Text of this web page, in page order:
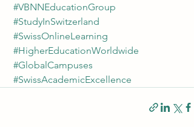
#VBNNEducationGroup
#StudyInSwitzerland
#SwissOnlineLearning
#HigherEducationWorldwide
#GlobalCampuses
#SwissAcademicExcellence